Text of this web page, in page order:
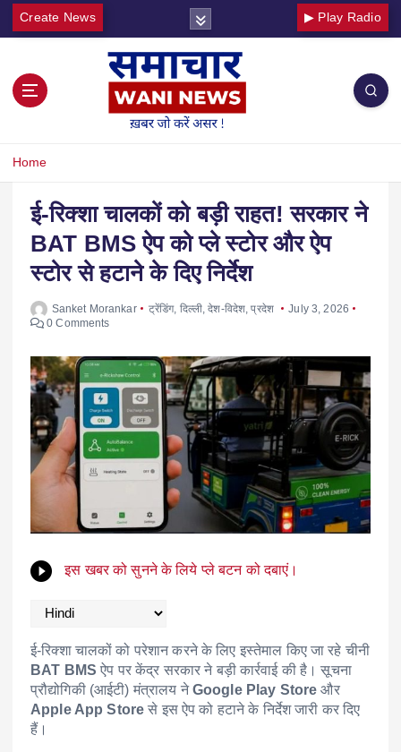
Create News ▶ Play Radio
Home
ई-रिक्शा चालकों को बड़ी राहत! सरकार ने
BAT BMS ऐप को प्ले स्टोर और ऐप
स्टोर से हटाने के दिए निर्देश
Sanket Morankar ट्रेंडिंग, दिल्ली ,देश-विदेश ,प्रदेश
July 3, 2026
0 Comments
इस खबर को सुनने के लिये प्ले बटन को दबाएं।
ई-रिक्शा चालकों को परेशान करने के लिए इस्तेमाल किए जा रहे चीनी
BAT BMS ऐप पर केंद्र सरकार ने बड़ी कार्रवाई की है। सूचना
प्रौद्योगिकी (आईटी) मंत्रालय नेGoogle Play Store और
Apple App Store से इस ऐप को हटाने के निर्देश जारी कर दिए
हैं।